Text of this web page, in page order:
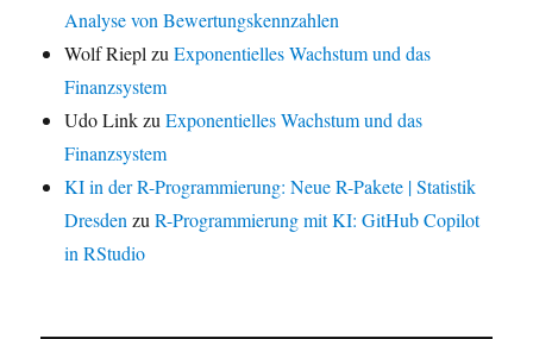
Analyse von Bewertungskennzahlen
Wolf Riepl zuExponentielles Wachstum und das
Finanzsystem
Udo LinkzuExponentielles Wachstum und das
Finanzsystem
KI in der R-Programmierung: Neue R-Pakete | Statistik
Dresden zuR-Programmierung mit KI: GitHub Copilot
in RStudio